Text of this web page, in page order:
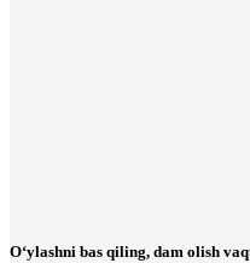
O‘ylashni bas qiling, dam olish